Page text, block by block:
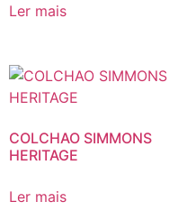
Ler mais
COLCHAO SIMMONS
HERITAGE
Ler mais